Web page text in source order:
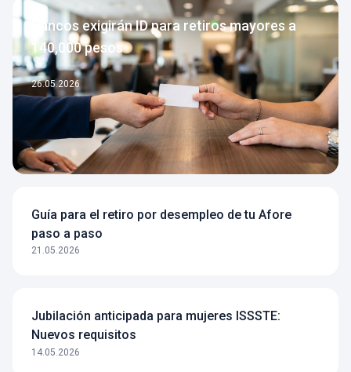
Bancos exigirán ID para retiros mayores a
140,000 pesos
26.05.2026
Guía para el retiro por desempleo de tu Afore
paso a paso
21.05.2026
Jubilación anticipada para mujeres ISSSTE:
Nuevos requisitos
14.05.2026